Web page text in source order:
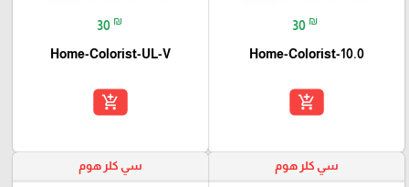
30 ₪
Home-Colorist-10.0
add_shopping_cart
30 ₪
Home-Colorist-UL-V
add_shopping_cart
سي كلر هوم سي كلر هوم